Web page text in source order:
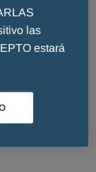
las
estará